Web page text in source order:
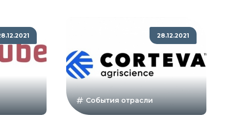
28.12.2021
События отрасли